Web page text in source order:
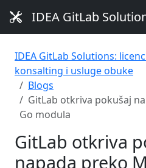
IDEA GitLab
IDEA GitLab Solutions:
konsalting i usluge obuke
Blogs
GitLab otkriva pokušaj
Go modula
GitLab otkriva
napada preko